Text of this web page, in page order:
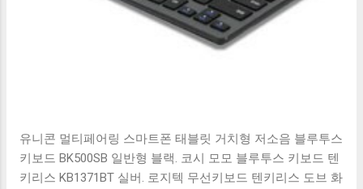
유니콘 멀티페어링 스마트폰 태블릿 거치형 저소음 블루투스
키보드 BK500SB 일반형 블랙. 코시 모모 블루투스 키보드 텐
키리스 KB1371BT 실버. 로지텍 무선키보드 텐키리스 도브 화